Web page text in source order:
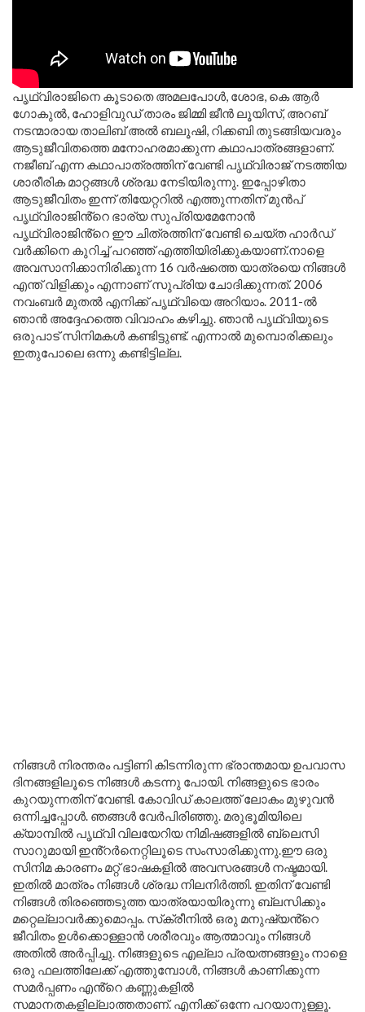
പൃഥ്വിരാജിനെ കൂടാതെ അമലപോൾ, ശോഭ, കെ ആർ
ഗോകുൽ, ഹോളിവുഡ് താരം ജിമ്മി ജീൻ ലൂയിസ്, അറബ്
നടന്മാരായ താലിബ് അൽ ബലൂഷി, റിക്കബി തുടങ്ങിയവരും
ആടുജീവിതത്തെ മനോഹരമാക്കുന്ന കഥാപാത്രങ്ങളാണ്.
നജീബ് എന്ന കഥാപാത്രത്തിന് വേണ്ടി പൃഥ്വിരാജ് നടത്തിയ
ശാരീരിക മാറ്റങ്ങൾ ശ്രദ്ധ നേടിയിരുന്നു. ഇപ്പോഴിതാ
ആടുജീവിതം ഇന്ന് തിയേറ്ററിൽ എത്തുന്നതിന് മുൻപ്
പൃഥ്വിരാജിൻ്റെ ഭാര്യ സുപ്രിയമേനോൻ
പൃഥ്വിരാജിൻ്റെ ഈ ചിത്രത്തിന് വേണ്ടി ചെയ്ത ഹാർഡ്
വർക്കിനെ കുറിച്ച് പറഞ്ഞ് എത്തിയിരിക്കുകയാണ്.നാളെ
അവസാനിക്കാനിരിക്കുന്ന 16 വർഷത്തെ യാത്രയെ നിങ്ങൾ
എന്ത് വിളിക്കും എന്നാണ് സുപ്രിയ ചോദിക്കുന്നത്. 2006
നവംബർ മുതൽ എനിക്ക് പൃഥ്വിയെ അറിയാം. 2011-ൽ
ഞാൻ അദ്ദേഹത്തെ വിവാഹം കഴിച്ചു. ഞാൻ പൃഥ്വിയുടെ
ഒരുപാട് സിനിമകൾ കണ്ടിട്ടുണ്ട്. എന്നാൽ മുമ്പൊരിക്കലും
ഇതുപോലെ ഒന്നു കണ്ടിട്ടില്ല.
നിങ്ങൾ നിരന്തരം പട്ടിണി കിടന്നിരുന്ന ഭ്രാന്തമായ ഉപവാസ
ദിനങ്ങളിലൂടെ നിങ്ങൾ കടന്നു പോയി. നിങ്ങളുടെ ഭാരം
കുറയുന്നതിന് വേണ്ടി. കോവിഡ് കാലത്ത് ലോകം മുഴുവൻ
ഒന്നിച്ചപ്പോൾ. ഞങ്ങൾ വേർപിരിഞ്ഞു. മരുഭൂമിയിലെ
ക്യാമ്പിൽ പൃഥ്വി വിലയേറിയ നിമിഷങ്ങളിൽ ബ്ലെസി
സാറുമായി ഇൻ്റർനെറ്റിലൂടെ സംസാരിക്കുന്നു.ഈ ഒരു
സിനിമ കാരണം മറ്റ് ഭാഷകളിൽ അവസരങ്ങൾ നഷ്ടമായി.
ഇതിൽ മാത്രം നിങ്ങൾ ശ്രദ്ധ നിലനിർത്തി. ഇതിന് വേണ്ടി
നിങ്ങൾ തിരഞ്ഞെടുത്ത യാത്രയായിരുന്നു ബ്ലസിക്കും
മറ്റെല്ലാവർക്കുമൊപ്പം. സ്‌ക്രീനിൽ ഒരു മനുഷ്യൻ്റെ
ജീവിതം ഉൾക്കൊള്ളാൻ ശരീരവും ആത്മാവും നിങ്ങൾ
അതിൽ അർപ്പിച്ചു. നിങ്ങളുടെ എല്ലാ പ്രയത്നങ്ങളും നാളെ
ഒരു ഫലത്തിലേക്ക് എത്തുമ്പോൾ, നിങ്ങൾ കാണിക്കുന്ന
സമർപ്പണം എൻ്റെ കണ്ണുകളിൽ
സമാനതകളില്ലാത്തതാണ്. എനിക്ക് ഒന്നേ പറയാനുള്ളൂ.